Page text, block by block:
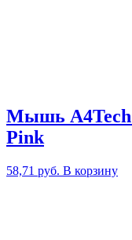
Мышь A4Tech
Pink
58,71 руб. В корзину